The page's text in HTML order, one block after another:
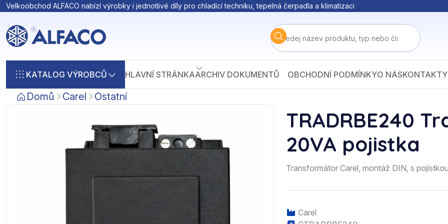
Velkoobchod ALFACO nabízí výrobky i jednotlivé díly pro chladící techniku, tepelná čerpadla a klimatizaci
KATALOG VÝROBCŮ HLAVNÍ STRÁNKAARCHIV DOKUMENTŮ OBCHODNÍ PODMÍNKYO NÁSKONTAKTY
Domů Carel Ostatní
TRADRBE240
20VA pojistka
Transformátor Carel, montáž DIN, s
Carel